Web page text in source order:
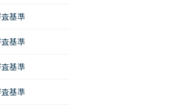
基準
基準
基準
基準